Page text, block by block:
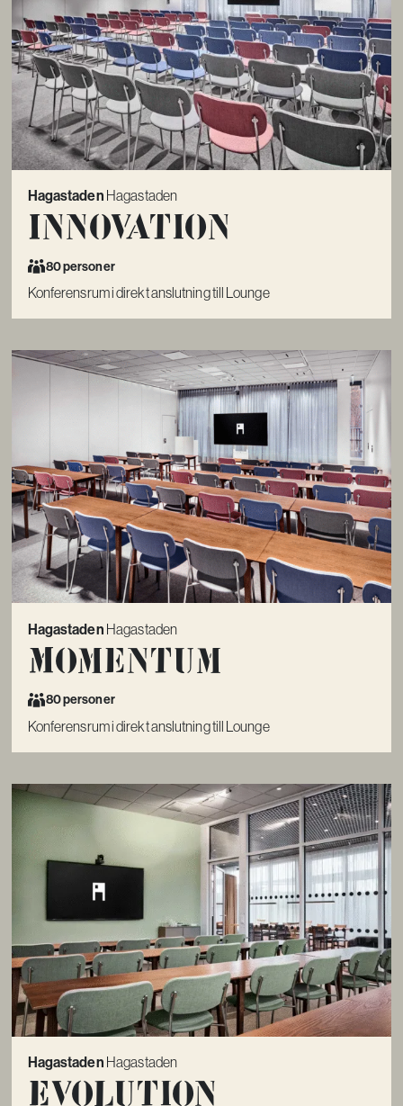
Hagastaden Hagastaden
Innovation
80 personer
Konferensrum i direkt anslutning till Lounge
Hagastaden Hagastaden
Momentum
80 personer
Konferensrum i direkt anslutning till Lounge
Hagastaden Hagastaden
Evolution